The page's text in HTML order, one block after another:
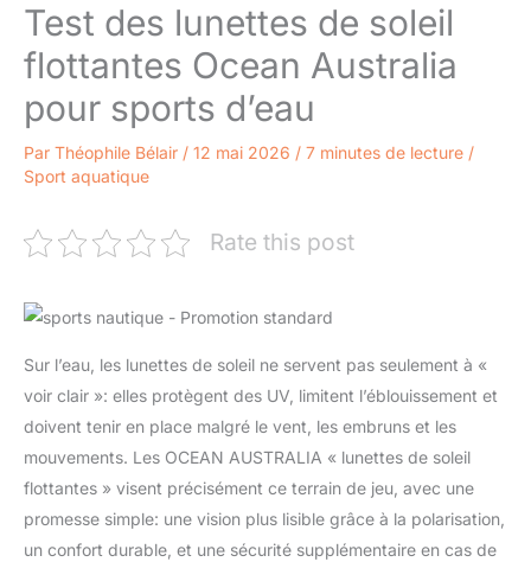
Test des lunettes de soleil
flottantes Ocean Australia
pour sports d’eau
Par Théophile Bélair / 12 mai 2026 / 7 minutes de lecture /
Sport aquatique
Rate this post
Sur l’eau, les lunettes de soleil ne servent pas seulement à «
voir clair »: elles protègent des UV, limitent l’éblouissement et
doivent tenir en place malgré le vent, les embruns et les
mouvements. Les OCEAN AUSTRALIA « lunettes de soleil
flottantes » visent précisément ce terrain de jeu, avec une
promesse simple: une vision plus lisible grâce à la polarisation,
un confort durable, et une sécurité supplémentaire en cas de